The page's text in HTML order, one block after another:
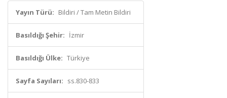
Yayın Türü: Bildiri / Tam Metin Bildiri
Basıldığı Şehir: İzmir
Basıldığı Ülke: Türkiye
Sayfa Sayıları: ss.830-833